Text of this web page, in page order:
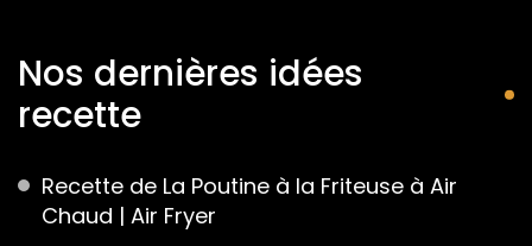
Nos dernières idées
recette
Recette de La Poutine à la Friteuse à Air
Chaud | Air Fryer